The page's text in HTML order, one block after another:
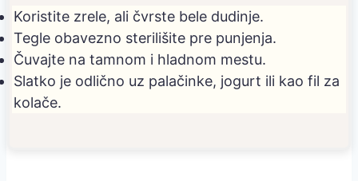
Koristite zrele, ali čvrste bele dudinje.
Tegle obavezno sterilišite pre punjenja.
Čuvajte na tamnom i hladnom mestu.
Slatko je odlično uz palačinke, jogurt ili kao fil za
kolače.